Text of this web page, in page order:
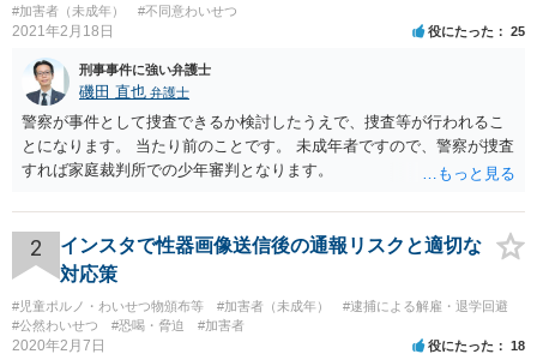
#加害者（未成年）
#不同意わいせつ
2021年2月18日 役にたった 25
刑事事件に強い弁護士
磯田 直也 弁護士
警察が事件として捜査できるか検討したうえで、捜査等が行われるこ
とになります。 当たり前のことです。 未成年者ですので、警察が捜査
すれば家庭裁判所での少年審判となります。
2
インスタで性器画像送信後の通報リスクと適切な
対応策
#児童ポルノ・わいせつ物頒布等 #加害者（未成年）
#逮捕による解雇・退学回避
#公然わいせつ
#恐喝・脅迫 #加害者
2020年2月7日 役にたった 18